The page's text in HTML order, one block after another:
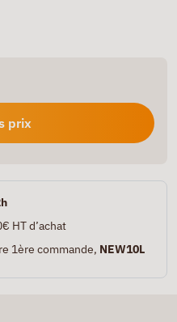
prix
HT d’achat
1ère commande, NEW10L